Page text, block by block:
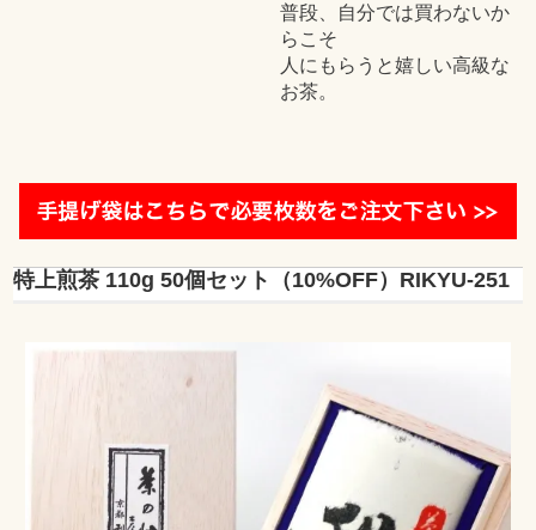
普段、自分では買わないか
らこそ
人にもらうと嬉しい高級な
お茶。
特上煎茶 110g 50個セット（10%OFF）RIKYU-251